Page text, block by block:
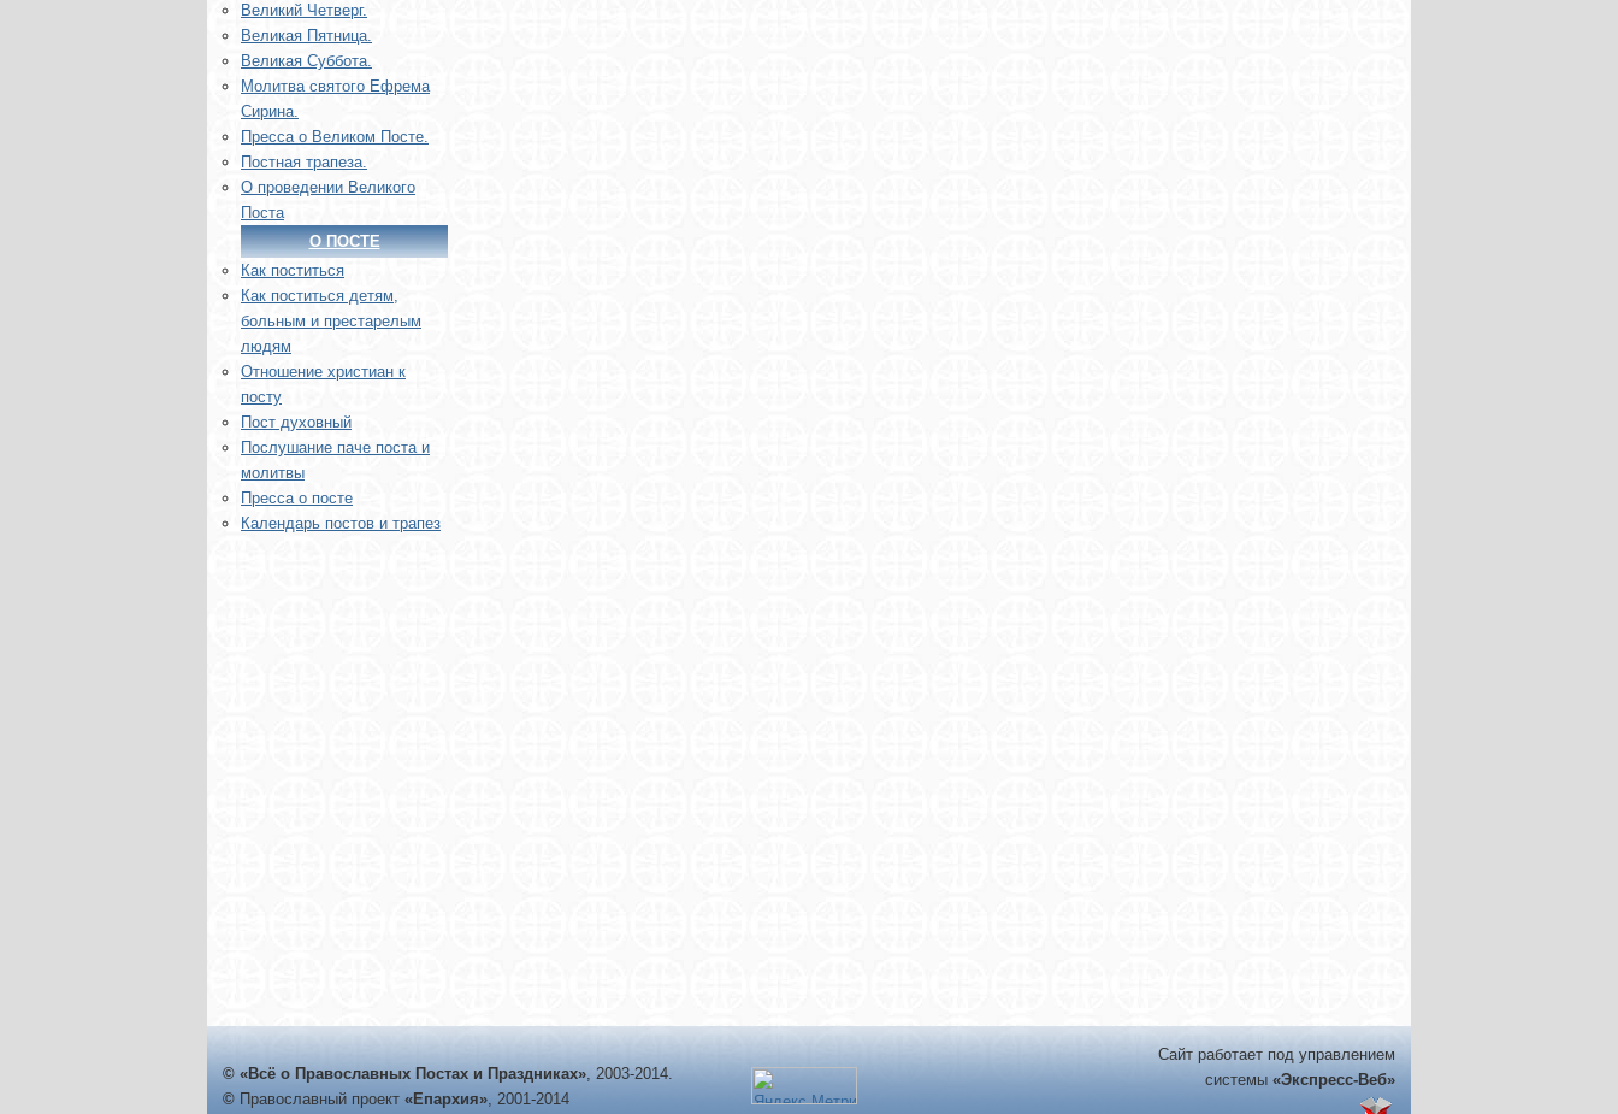
Великий Четверг.
Великая Пятница.
Великая Суббота.
Молитва святого Ефрема
Сирина.
Пресса о Великом Посте.
Постная трапеза.
О проведении Великого
Поста
О ПОСТЕ
Как поститься
Как поститься детям,
больным и престарелым
людям
Отношение христиан к
посту
Пост духовный
Послушание паче поста и
молитвы
Пресса о посте
Календарь постов и трапез
© «Всё о Православных Постах и Праздниках», 2003-2014.
© Православный проект «Епархия», 2001-2014
Сайт работает под управлением
системы «Экспресс-Веб»